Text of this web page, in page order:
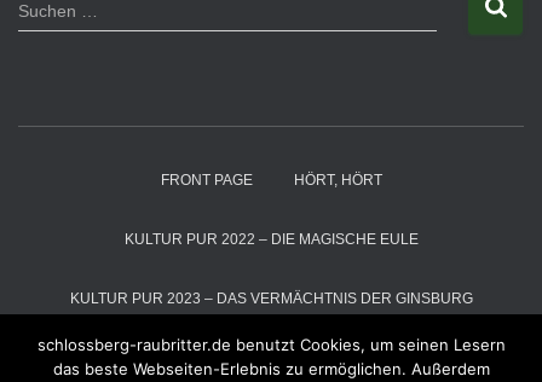
u
Suchen …
FRONT PAGE HÖRT, HÖRT
KULTUR PUR 2022 – DIE MAGISCHE EULE
KULTUR PUR 2023 – DAS VERMÄCHTNIS DER GINSBURG
KULTUR PUR 2024 – DIE SCHNEEKÖNIGIN
schlossberg-raubritter.de benutzt Cookies, um seinen Lesern
das beste Webseiten-Erlebnis zu ermöglichen. Außerdem